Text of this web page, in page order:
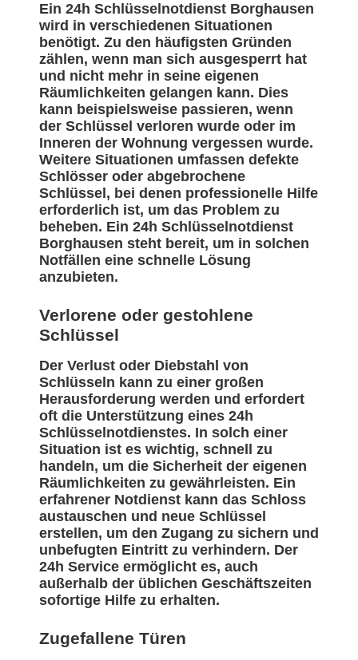
Ein 24h Schlüsselnotdienst Borghausen
wird in verschiedenen Situationen
benötigt. Zu den häufigsten Gründen
zählen, wenn man sich ausgesperrt hat
und nicht mehr in seine eigenen
Räumlichkeiten gelangen kann. Dies
kann beispielsweise passieren, wenn
der Schlüssel verloren wurde oder im
Inneren der Wohnung vergessen wurde.
Weitere Situationen umfassen defekte
Schlösser oder abgebrochene
Schlüssel, bei denen professionelle Hilfe
erforderlich ist, um das Problem zu
beheben. Ein 24h Schlüsselnotdienst
Borghausen steht bereit, um in solchen
Notfällen eine schnelle Lösung
anzubieten.
Verlorene oder gestohlene
Schlüssel
Der Verlust oder Diebstahl von
Schlüsseln kann zu einer großen
Herausforderung werden und erfordert
oft die Unterstützung eines 24h
Schlüsselnotdienstes. In solch einer
Situation ist es wichtig, schnell zu
handeln, um die Sicherheit der eigenen
Räumlichkeiten zu gewährleisten. Ein
erfahrener Notdienst kann das Schloss
austauschen und neue Schlüssel
erstellen, um den Zugang zu sichern und
unbefugten Eintritt zu verhindern. Der
24h Service ermöglicht es, auch
außerhalb der üblichen Geschäftszeiten
sofortige Hilfe zu erhalten.
Zugefallene Türen